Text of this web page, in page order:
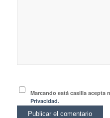
Marcando está casilla acepta
Privacidad.